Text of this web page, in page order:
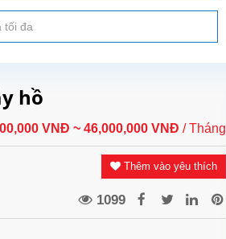
hồ
VNĐ ~ 46,000,000 VNĐ / Tháng
Thêm vào yêu thích
1099